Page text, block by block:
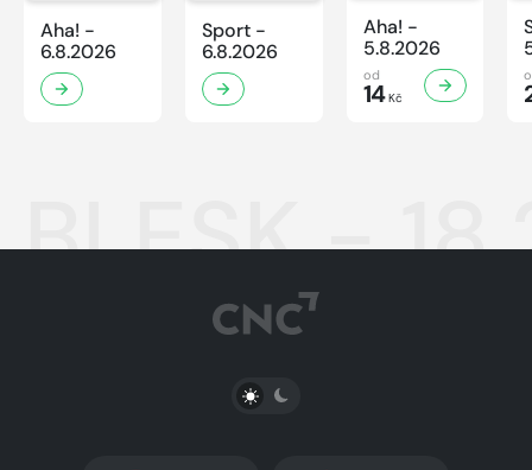
Aha! -
6.8.2026
Sport -
6.8.2026
Aha! -
5.8.2026
od
14Kč
BLESK -
PŘEPNOUT SVĚTLÝ/TMAVÝ REŽIM